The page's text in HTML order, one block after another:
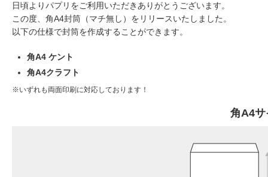
日頃よりパプリをご利用いただきありがとうございます。
この度、角A4封筒（マチ無し）をリリースいたしました。
以下の仕様で封筒を作成することができます。
角A4 ケント
角A4クラフト
いずれも両面印刷に対応しております！
角A4サ